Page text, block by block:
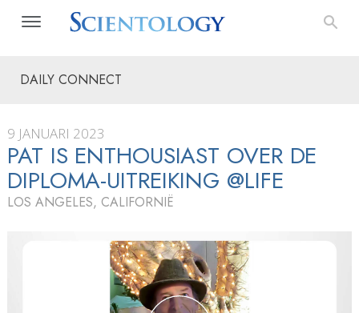
DAILY CONNECT
9 JANUARI 2023
PAT IS ENTHOUSIAST OVER DE
DIPLOMA-UITREIKING @LIFE
LOS ANGELES, CALIFORNIË